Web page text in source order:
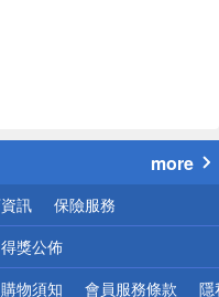
more
訊 保險服務
得獎公佈
購物須知 會員服務條款 隱